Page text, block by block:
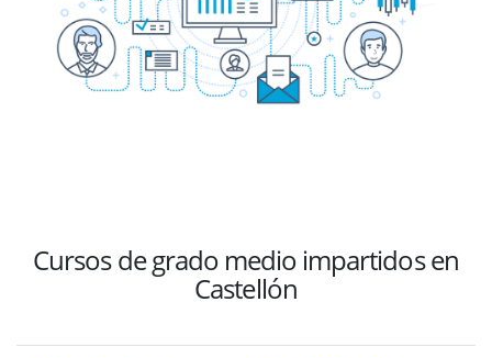
Cursos de grado medio impartidos en
Castellón